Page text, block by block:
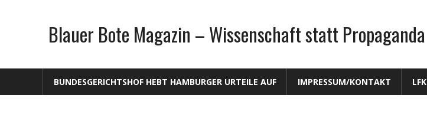
Blauer Bote Magazin – Wissenschaft statt Propaganda
BUNDESGERICHTSHOF HEBT HAMBURGER URTEILE AUF IMPRESSUM/KONTAKT LFK